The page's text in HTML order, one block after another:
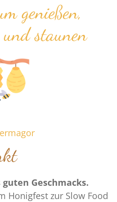
genießen,
und staunen
Geschmacks.
Honigfest zur Slow Food